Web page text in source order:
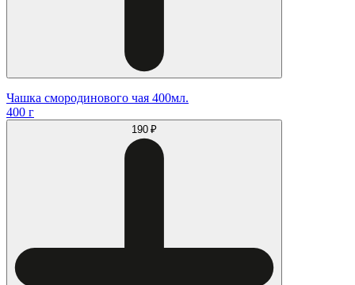
Чашка смородинового чая 400мл.
400 г
190 ₽